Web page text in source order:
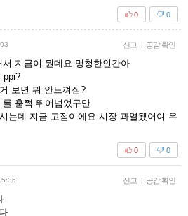
0
0
신고 | 공감 확인
서 지금이 뭔데요 멍청한인간아
ppi?
보면 뭐 안느껴짐?
훌쩍 뛰어넘었구만
는데 지금 고점이에요 시장 과열됐어여 우
0
0
신고 | 공감 확인